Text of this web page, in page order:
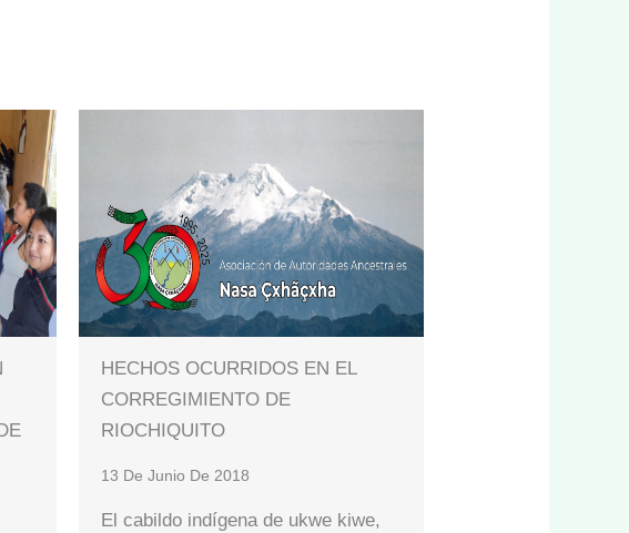
HECHOS OCURRIDOS EN EL
CORREGIMIENTO DE
RIOCHIQUITO
13 De Junio De 2018
El cabildo indígena de ukwe kiwe,